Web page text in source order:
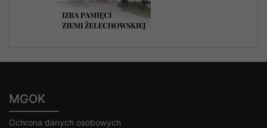
MGOK
Ochrona danych osobowych